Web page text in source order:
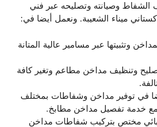
الشفاط وصيانته وتصليحه عبر فني
ميناء الشعيبة. ونعمل أيضا في:
وتثبيتها عبر مسامير عالية المتانة
وتنظيف مداخن مطاعم وتغير كافة
في توفير مداخن وشفاطات بمختلف
مع خدمة تفصيل مداخن مطابخ.
مختص بتركيب شفاطات مداخن